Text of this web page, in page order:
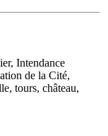
Intendance
de la Cité,
tours, château,